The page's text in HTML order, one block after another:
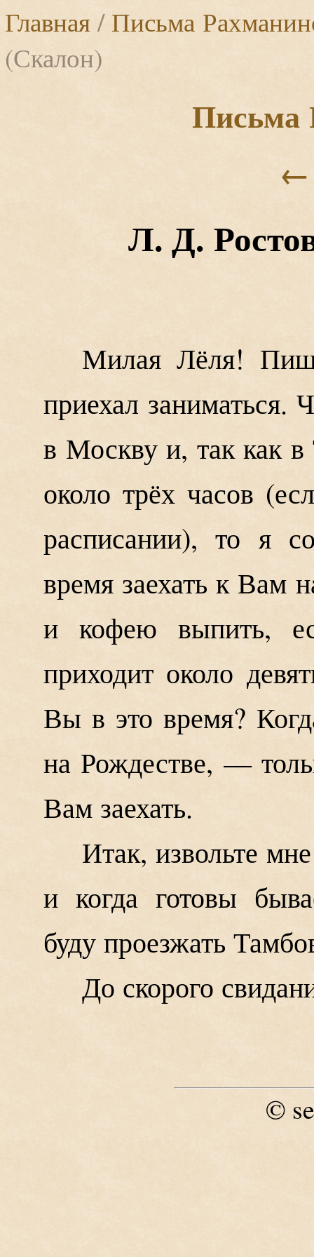
Главная/Письма
(Скалон)
Письма
←
Л. Д.
Милая Лёля!
приехал заниматься.
в Москву и, так как в
около трёх часов
расписании), то я
время заехать к Вам
и кофею выпить,
приходит около
Вы в это время?
на Рождестве, —
Вам заехать.
Итак, извольте
и когда готовы
буду проезжать
До скорого
©